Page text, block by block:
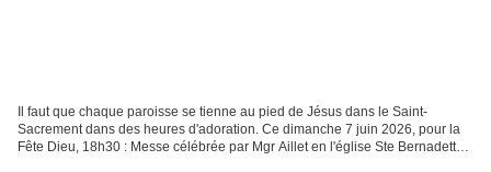
Il faut que chaque paroisse se tienne au pied de Jésus dans le Saint-
Sacrement dans des heures d'adoration. Ce dimanche 7 juin 2026, pour la
Fête Dieu, 18h30 : Messe célébrée par Mgr Aillet en l'église Ste Bernadette